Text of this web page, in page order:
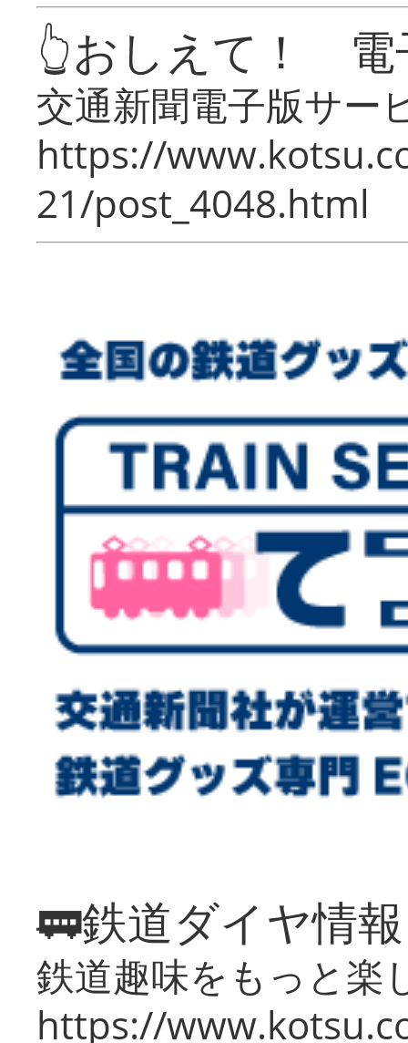
👆おしえて！ 電
交通新聞電子版サー
https://
21/post_4048.html
🚃鉄道ダイヤ情
鉄道趣味をもっと楽
https://